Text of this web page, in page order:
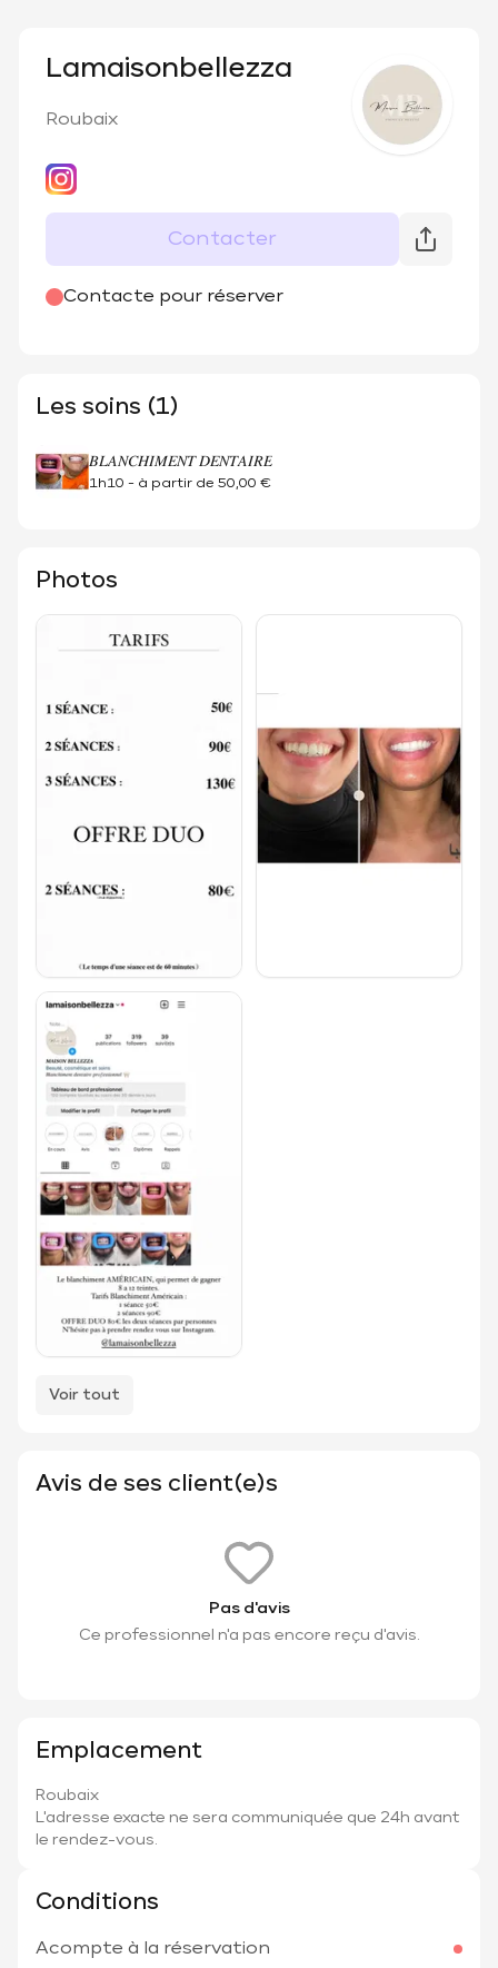
Lamaisonbellezza
Roubaix
Contacter
Contacte pour réserver
@lamaisonbellezza
Les soins (1)
𝐵𝐿𝐴𝑁𝐶𝐻𝐼𝑀𝐸𝑁𝑇 𝐷𝐸𝑁𝑇𝐴𝐼𝑅𝐸
1h10 - à partir de 50,00 €
Photos
Voir tout
Avis de ses client(e)s
Pas d'avis
Ce professionnel n'a pas encore reçu d'avis.
Emplacement
Roubaix
L'adresse exacte ne sera communiquée que 24h avant
le rendez-vous.
Conditions
Acompte à la réservation